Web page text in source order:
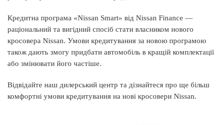
Кредитна програма «Nissan Smart» від Nissan Finance —
раціональний та вигідний спосіб стати власником нового
кросовера Nissan. Умови кредитування за новою програмою
також дають змогу придбати автомобіль в кращій комплектації
або змінювати його частіше.
Відвідайте наш дилерський центр та дізнайтеся про ще більш
комфортні умови кредитування на нові кросовери Nissan.